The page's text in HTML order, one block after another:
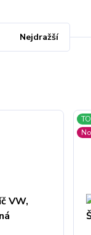
Nejdražší